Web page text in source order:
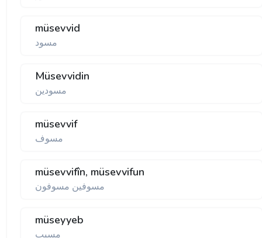
müsevvid
مسود
Müsevvidin
مسودين
müsevvif
مسوف
müsevvifîn, müsevvifun
مسوفين مسوفون
müseyyeb
مسيب